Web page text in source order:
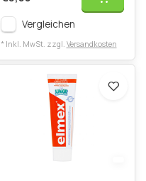
Vergleichen
* Inkl. MwSt. zzgl. Versandkosten